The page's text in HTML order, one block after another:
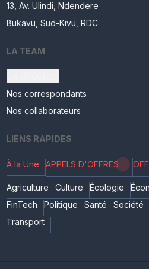
13, Av. Ulindi, Ndendere
Bukavu, Sud-Kivu, RDC
LA TEAM
Nos correspondants
Nos collaborateurs
LIENS RAPIDES
À la Une APPELS D'OFFRES
Agriculture Culture Écologie
FinTech
Politique Santé Société
Transport